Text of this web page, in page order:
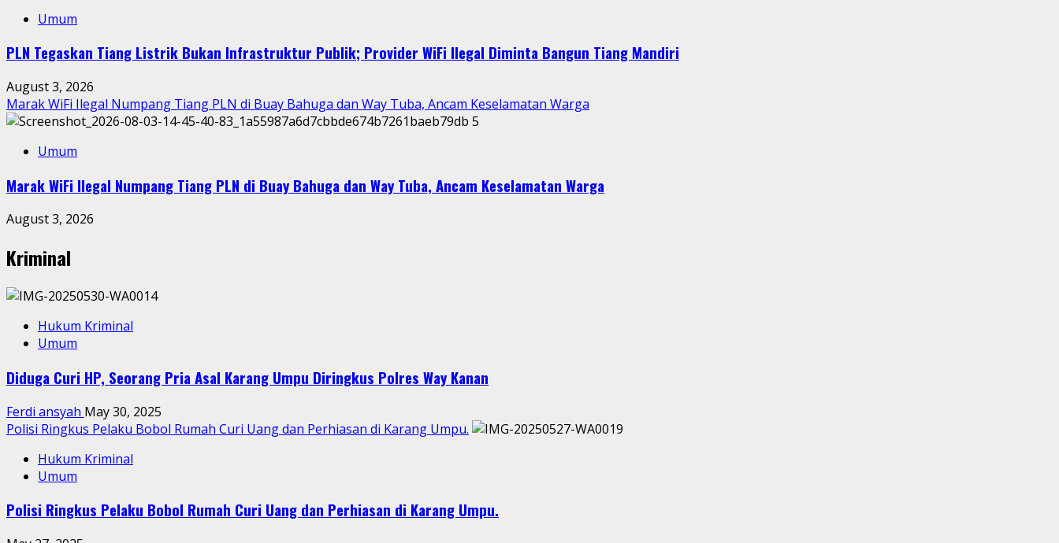
Umum
PLN Tegaskan Tiang Listrik Bukan Infrastruktur Publik; Provider WiFi Ilegal Diminta Bangun Tiang Mandiri
August 3, 2026
Marak WiFi Ilegal Numpang Tiang PLN di Buay Bahuga dan Way Tuba, Ancam Keselamatan Warga
5
Umum
Marak WiFi Ilegal Numpang Tiang PLN di Buay Bahuga dan Way Tuba, Ancam Keselamatan Warga
August 3, 2026
Kriminal
Hukum Kriminal
Umum
Diduga Curi HP, Seorang Pria Asal Karang Umpu Diringkus Polres Way Kanan
Ferdi ansyah May 30, 2025
Polisi Ringkus Pelaku Bobol Rumah Curi Uang dan Perhiasan di Karang Umpu.
Hukum Kriminal
Umum
Polisi Ringkus Pelaku Bobol Rumah Curi Uang dan Perhiasan di Karang Umpu.